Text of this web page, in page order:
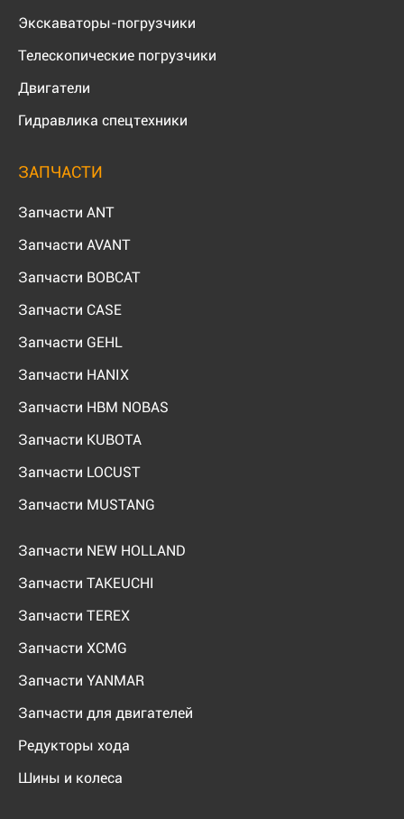
Экскаваторы-погрузчики
Телескопические погрузчики
Двигатели
Гидравлика спецтехники
ЗАПЧАСТИ
Запчасти ANT
Запчасти AVANT
Запчасти BOBCAT
Запчасти CASE
Запчасти GEHL
Запчасти HANIX
Запчасти HBM NOBAS
Запчасти KUBOTA
Запчасти LOCUST
Запчасти MUSTANG
Запчасти NEW HOLLAND
Запчасти TAKEUCHI
Запчасти TEREX
Запчасти XCMG
Запчасти YANMAR
Запчасти для двигателей
Редукторы хода
Шины и колеса